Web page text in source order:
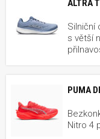
ALTRA
Silniční
s větší
PUMA
Nitro 4